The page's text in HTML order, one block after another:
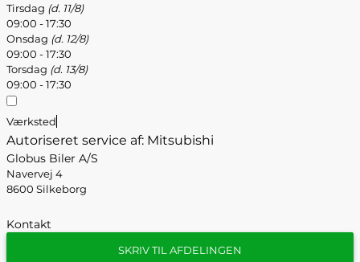
Tirsdag (d. 11/8)
09:00 - 17:30
Onsdag (d. 12/8)
09:00 - 17:30
Torsdag (d. 13/8)
09:00 - 17:30
Værksted
Autoriseret service af: Mitsubishi
Globus Biler A/S
Navervej 4
8600 Silkeborg
Kontakt
SKRIV TIL AFDELINGEN